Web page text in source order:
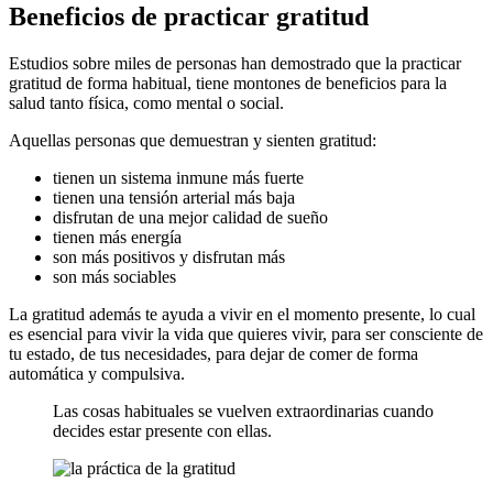
Beneficios de practicar gratitud
Estudios sobre miles de personas han demostrado que la practicar
gratitud de forma habitual, tiene montones de beneficios para la
salud tanto física, como mental o social.
Aquellas personas que demuestran y sienten gratitud:
tienen un sistema inmune más fuerte
tienen una tensión arterial más baja
disfrutan de una mejor calidad de sueño
tienen más energía
son más positivos y disfrutan más
son más sociables
La gratitud además te ayuda a vivir en el momento presente, lo cual
es esencial para vivir la vida que quieres vivir, para ser consciente de
tu estado, de tus necesidades, para dejar de comer de forma
automática y compulsiva.
Las cosas habituales se vuelven extraordinarias cuando
decides estar presente con ellas.